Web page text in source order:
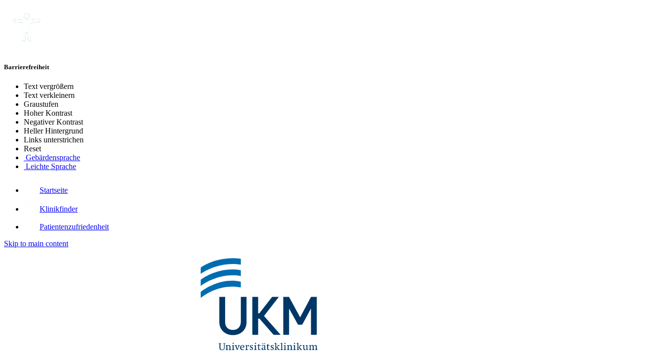
Barrierefreiheit
Text vergrößern
Text verkleinern
Graustufen
Hoher Kontrast
Negativer Kontrast
Heller Hintergrund
Links unterstrichen
Reset
Gebärdensprache
Leichte Sprache
Startseite
Klinikfinder
Patientenzufriedenheit
Skip to main content